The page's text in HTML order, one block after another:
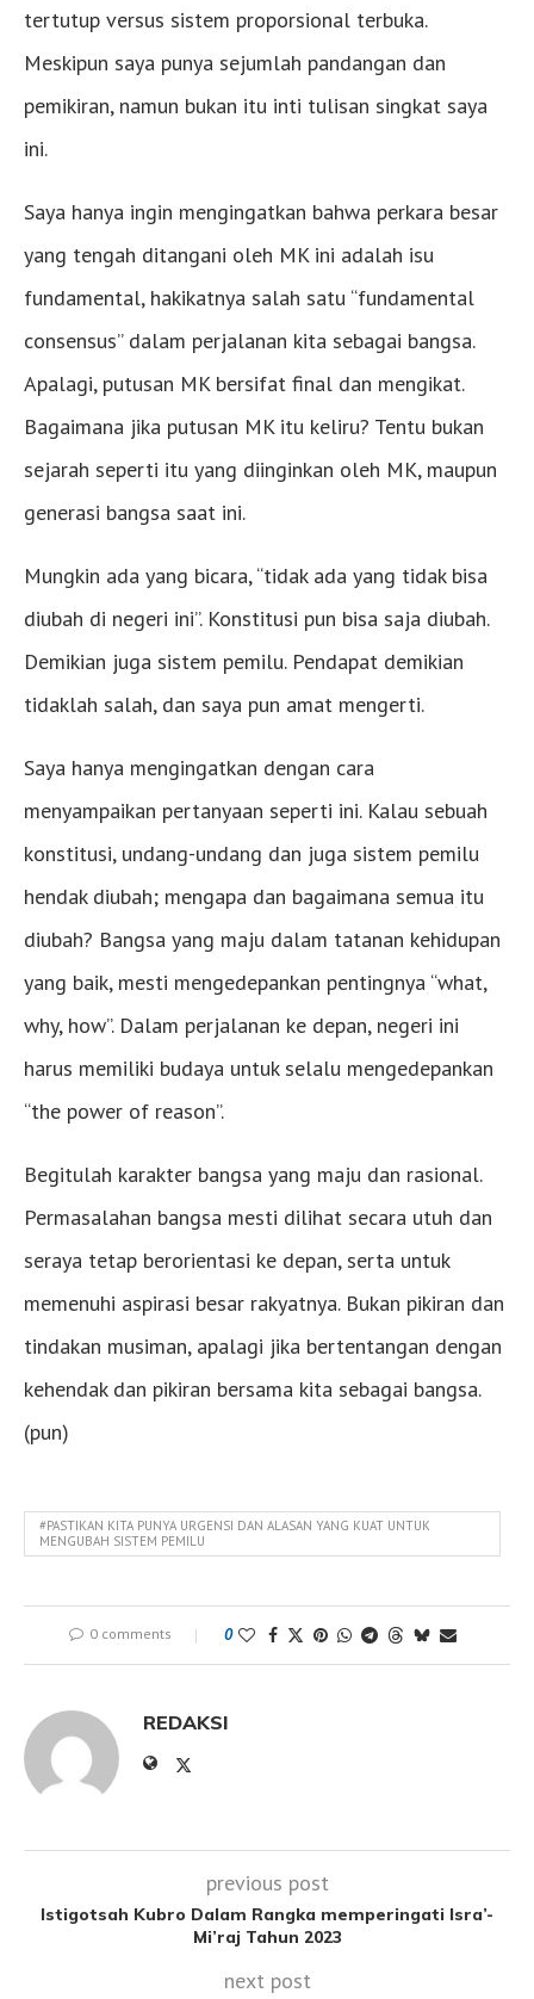
tertutup versus sistem proporsional terbuka.
Meskipun saya punya sejumlah pandangan dan
pemikiran, namun bukan itu inti tulisan singkat saya
ini.
Saya hanya ingin mengingatkan bahwa perkara besar
yang tengah ditangani oleh MK ini adalah isu
fundamental, hakikatnya salah satu “fundamental
consensus” dalam perjalanan kita sebagai bangsa.
Apalagi, putusan MK bersifat final dan mengikat.
Bagaimana jika putusan MK itu keliru? Tentu bukan
sejarah seperti itu yang diinginkan oleh MK, maupun
generasi bangsa saat ini.
Mungkin ada yang bicara, “tidak ada yang tidak bisa
diubah di negeri ini”. Konstitusi pun bisa saja diubah.
Demikian juga sistem pemilu. Pendapat demikian
tidaklah salah, dan saya pun amat mengerti.
Saya hanya mengingatkan dengan cara
menyampaikan pertanyaan seperti ini. Kalau sebuah
konstitusi, undang-undang dan juga sistem pemilu
hendak diubah; mengapa dan bagaimana semua itu
diubah? Bangsa yang maju dalam tatanan kehidupan
yang baik, mesti mengedepankan pentingnya “what,
why, how”. Dalam perjalanan ke depan, negeri ini
harus memiliki budaya untuk selalu mengedepankan
“the power of reason”.
Begitulah karakter bangsa yang maju dan rasional.
Permasalahan bangsa mesti dilihat secara utuh dan
seraya tetap berorientasi ke depan, serta untuk
memenuhi aspirasi besar rakyatnya. Bukan pikiran dan
tindakan musiman, apalagi jika bertentangan dengan
kehendak dan pikiran bersama kita sebagai bangsa.
(pun)
#PASTIKAN KITA PUNYA URGENSI DAN ALASAN YANG KUAT UNTUK
MENGUBAH SISTEM PEMILU
0 comments 0
REDAKSI
previous post
Istigotsah Kubro Dalam Rangka memperingati Isra’-
Mi’raj Tahun 2023
next post